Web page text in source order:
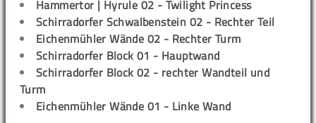
Hammertor | Hyrule 02 - Twilight Princess
Schirradorfer Schwalbenstein 02 - Rechter Teil
Eichenmühler Wände 02 - Rechter Turm
Schirradorfer Block 01 - Hauptwand
Schirradorfer Block 02 - rechter Wandteil und
Turm
Eichenmühler Wände 01 - Linke Wand